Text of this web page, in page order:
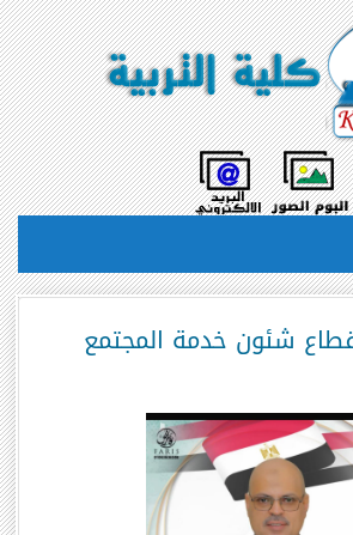
شئون خدمة المجتمع